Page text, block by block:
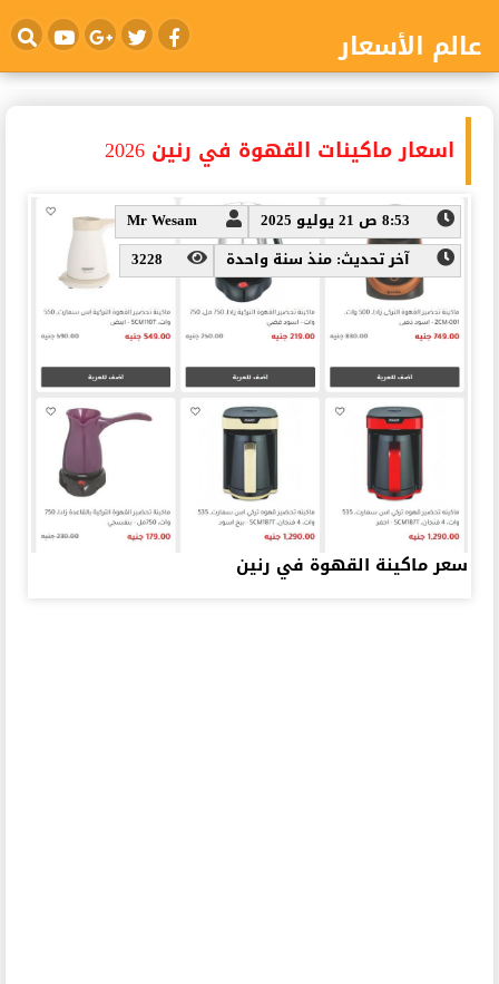
عالم الأسعار
اسعار ماكينات القهوة في رنين 2026
8:53 ص 21 يوليو 2025
Mr Wesam
آخر تحديث: منذ سنة واحدة
3228
سعر ماكينة القهوة في رنين